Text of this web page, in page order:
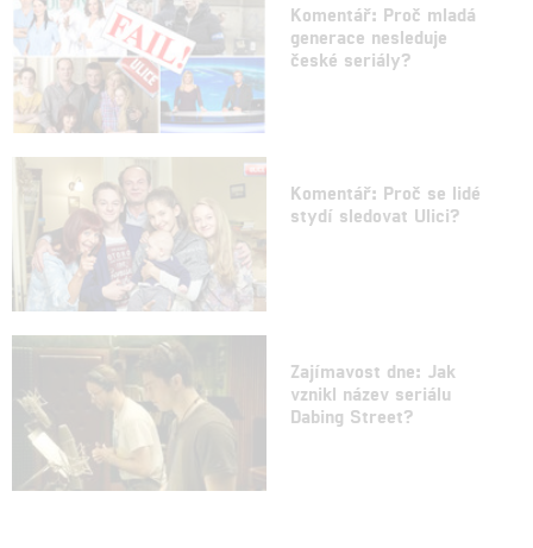
Komentář: Proč mladá
generace nesleduje
české seriály?
Komentář: Proč se lidé
stydí sledovat Ulici?
Zajímavost dne: Jak
vznikl název seriálu
Dabing Street?